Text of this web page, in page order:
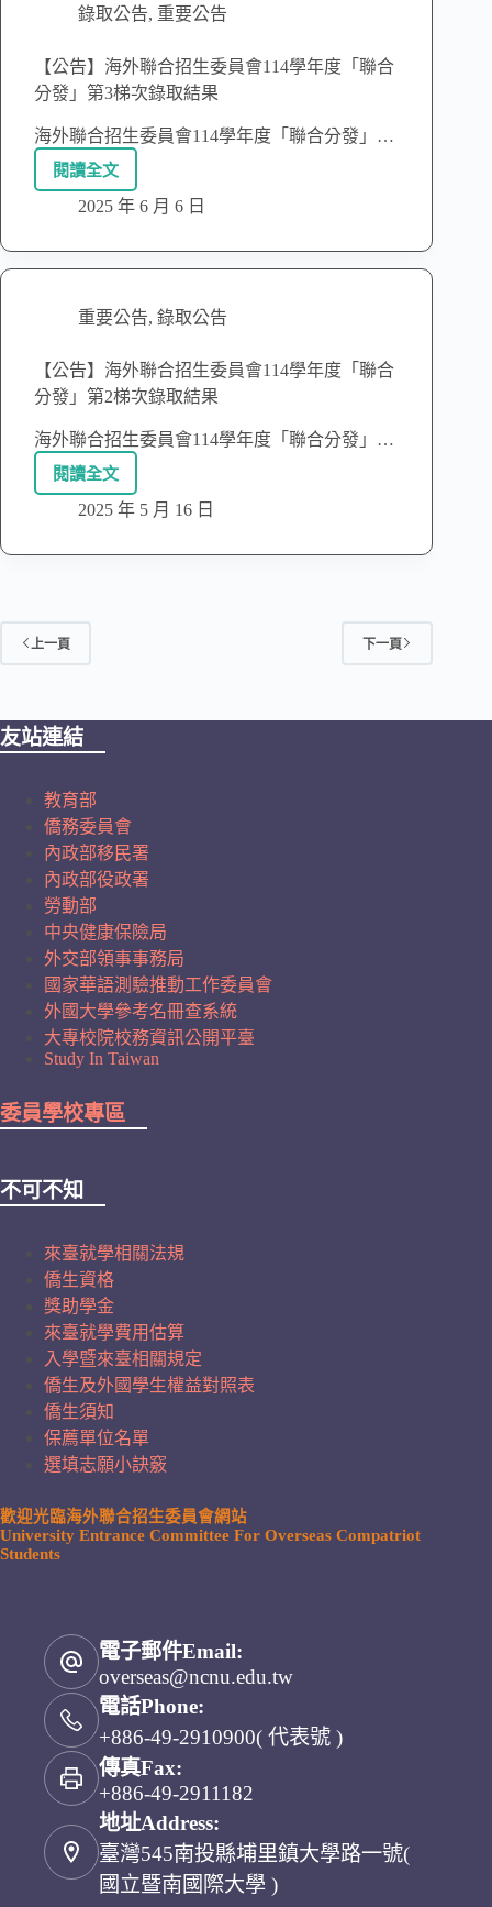
錄取公告, 重要公告
【公告】海外聯合招生委員會114學年度「聯合
分發」第3梯次錄取結果
海外聯合招生委員會114學年度「聯合分發」…
閱讀全文
2025 年 6 月 6 日
重要公告, 錄取公告
【公告】海外聯合招生委員會114學年度「聯合
分發」第2梯次錄取結果
海外聯合招生委員會114學年度「聯合分發」…
閱讀全文
2025 年 5 月 16 日
上一頁 下一頁
友站連結
教育部
僑務委員會
內政部移民署
內政部役政署
勞動部
中央健康保險局
外交部領事事務局
國家華語測驗推動工作委員會
外國大學參考名冊查系統
大專校院校務資訊公開平臺
Study In Taiwan
委員學校專區
不可不知
來臺就學相關法規
僑生資格
獎助學金
來臺就學費用估算
入學暨來臺相關規定
僑生及外國學生權益對照表
僑生須知
保薦單位名單
選填志願小訣竅
歡迎光臨海外聯合招生委員會網站
University Entrance Committee For Overseas Compatriot
Students
電子郵件Email:
overseas@ncnu.edu.tw
電話Phone:
+886-49-2910900( 代表號 )
傳真Fax:
+886-49-2911182
地址Address:
臺灣545南投縣埔里鎮大學路一號(
國立暨南國際大學 )